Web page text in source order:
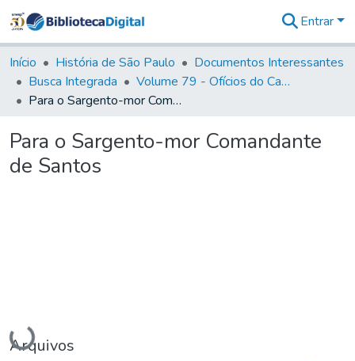
&
Coleções
Tudo na
Biblioteca
Estatísticas
Entrar
Início História de São Paulo
Documentos Interessantes
Busca Integrada
Volume 79 - Ofícios do Capitão General Martim Lopes Lobo de Saldanha (1777)
Para o Sargento-mor Comandante de Santos
Para o Sargento-mor Comandante
de Santos
Carregando...
Arquivos